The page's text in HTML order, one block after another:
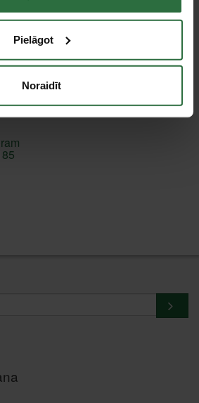
Pielāgot
Noraidīt